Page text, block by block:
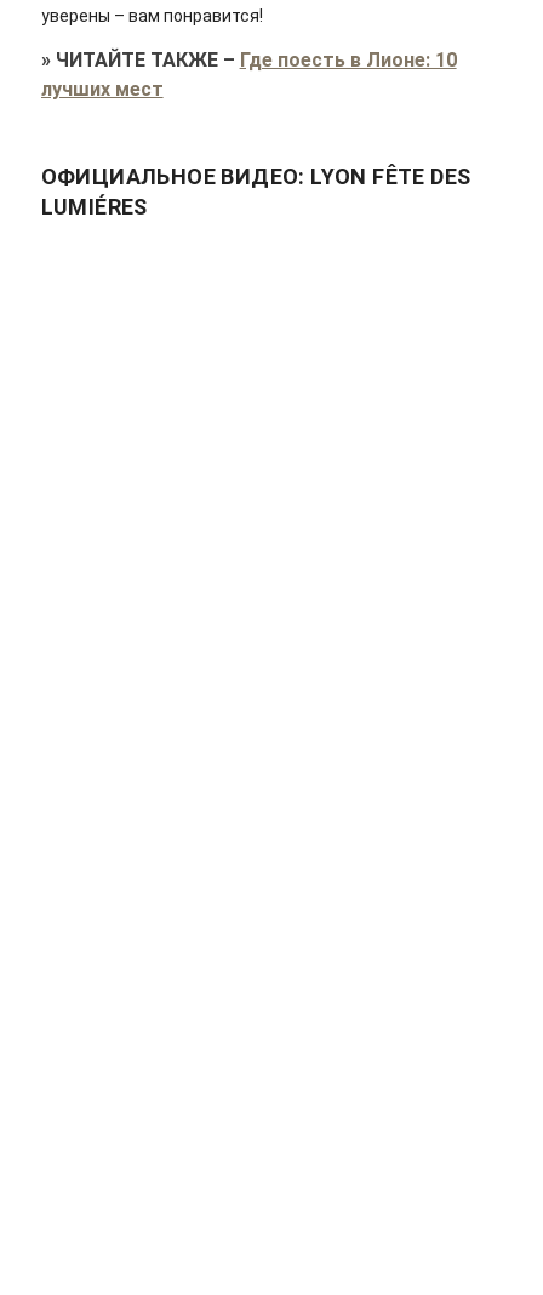
уверены – вам понравится!
» ЧИТАЙТЕ ТАКЖЕ– Где поесть в Лионе: 10
лучших мест
ОФИЦИАЛЬНОЕ ВИДЕО: LYON FÊTE DES
LUMIÉRES